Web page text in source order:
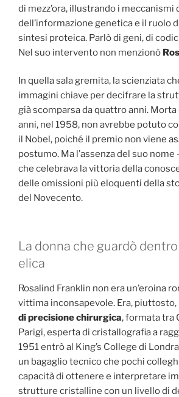
di mezz’ora, illustrando i meccanismi
dell’informazione genetica e il ruolo
sintesi proteica. Parlò di geni, di
Nel suo intervento non menzionò
In quella sala gremita, la scienziata
immagini chiave per decifrare la
già scomparsa da quattro anni. Morta
anni, nel 1958, non avrebbe potuto
il Nobel, poiché il premio non viene
postumo. Ma l’assenza del suo
che celebrava la vittoria della
delle omissioni più eloquenti della
del Novecento.
La donna che guardò
elica
Rosalind Franklin non era un’eroina
vittima inconsapevole. Era, piuttosto,
di precisione chirurgica, formata tra
Parigi, esperta di cristallografia a
1951 entrò al King’s College di
un bagaglio tecnico che pochi
capacità di ottenere e interpretare
strutture cristalline con un livello di